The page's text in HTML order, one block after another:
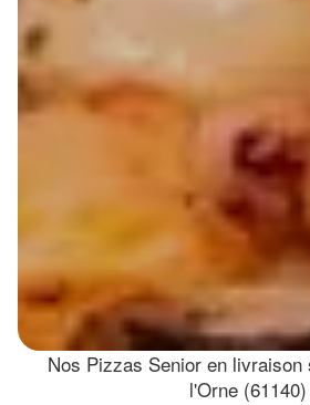
Nos Pizzas Senior en livraison
l'Orne (61140)